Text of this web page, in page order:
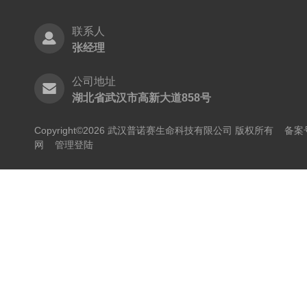
联系人
张经理
公司地址
湖北省武汉市高新大道858号
Copyright©2026 武汉普诺赛生命科技有限公司 版权所有 备案
网
管理登陆